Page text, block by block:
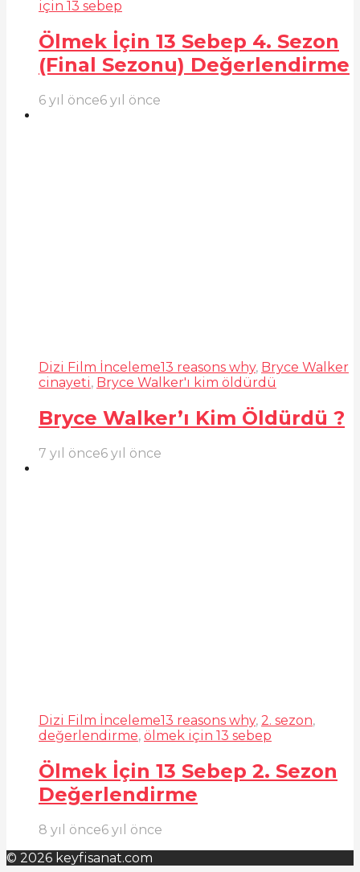
için 13 sebep
Ölmek İçin 13 Sebep 4. Sezon
(Final Sezonu) Değerlendirme
6 yıl önce6 yıl önce
Dizi Film İnceleme13 reasons why, Bryce Walker
cinayeti, Bryce Walker'ı kim öldürdü
Bryce Walker’ı Kim Öldürdü ?
7 yıl önce6 yıl önce
Dizi Film İnceleme13 reasons why, 2. sezon,
değerlendirme, ölmek için 13 sebep
Ölmek İçin 13 Sebep 2. Sezon
Değerlendirme
8 yıl önce6 yıl önce
© 2026 keyfisanat.com